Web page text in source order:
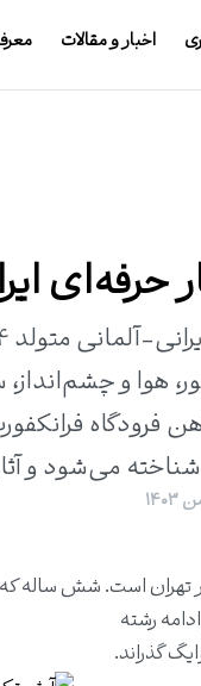
اخبار و مقالات
حرفه‌ای
هوا و
فرودگاه
می‌شود و
متولد شده ۱۹۵۴ در شهر
رشته
گذراند.